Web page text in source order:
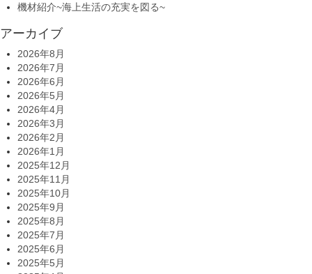
機材紹介~海上生活の充実を図る~
アーカイブ
2026年8月
2026年7月
2026年6月
2026年5月
2026年4月
2026年3月
2026年2月
2026年1月
2025年12月
2025年11月
2025年10月
2025年9月
2025年8月
2025年7月
2025年6月
2025年5月